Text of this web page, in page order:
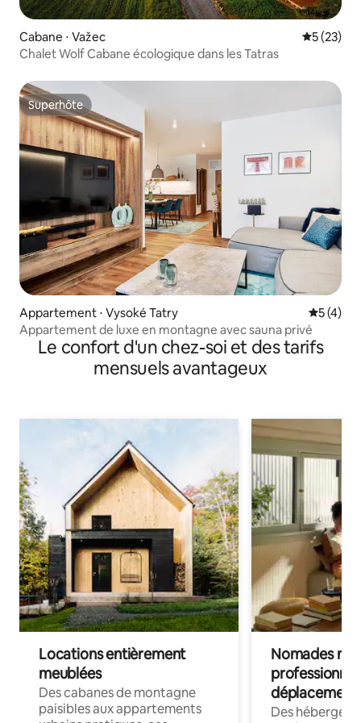
Cabane ⋅ Važec
5 (23)
Chalet Wolf Cabane écologique dans les Tatras
Superhôte
Superhôte
Appartement ⋅ Vysoké Tatry
5 (4)
Appartement de luxe en montagne avec sauna privé
Le confort d'un chez-soi et des tarifs
mensuels avantageux
Locations entièrement
meublées
Des cabanes de montagne
paisibles aux appartements
Nomades
déplacement
Des